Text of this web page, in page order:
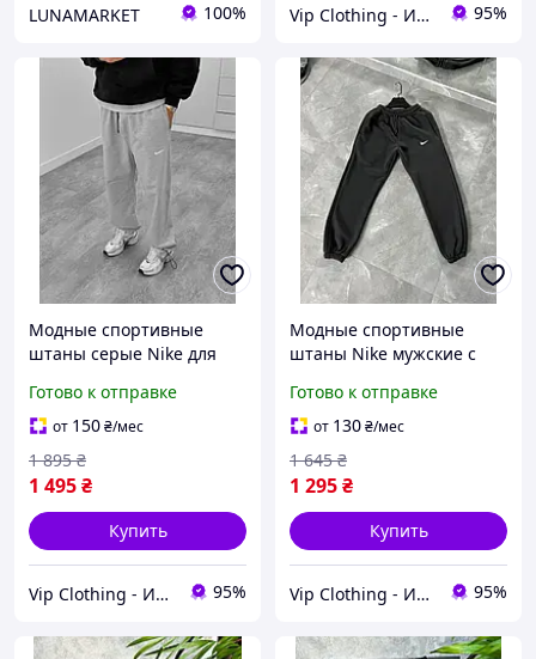
LUNAMARKET 100% Vip Clothing - Интернет магазин брендовой одежды 95%
Модные спортивные
штаны серые Nike для
мужские штаны Найк с
карманами, Свободные
повседневные штаны
Готово к отправке
от 150₴/мес
1 495₴
1 895 ₴
Купить
Vip Clothing - Интернет магазин брендовой одежды 95%
Модные спортивные
штаны Nike мужские с
серые штаны Найк для
парня на резинке,
Молодежные штаны с
карманами
Готово к отправке
от 130₴/мес
1 295₴
1 645 ₴
Купить
Vip Clothing - Интернет магазин брендовой одежды 95%